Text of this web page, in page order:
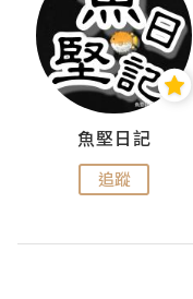
魚堅日記
追蹤